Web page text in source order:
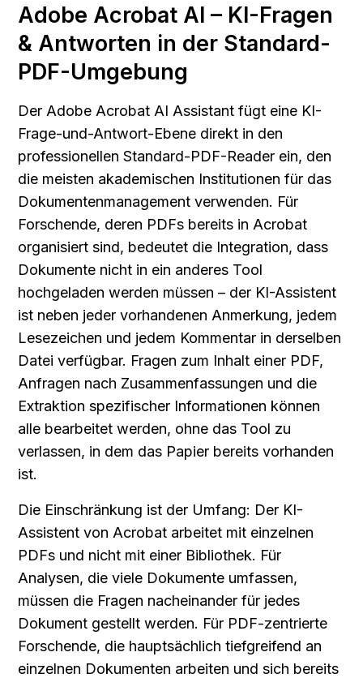
Adobe Acrobat AI – KI-Fragen
& Antworten in der Standard-
PDF-Umgebung
Der Adobe Acrobat AI Assistant fügt eine KI-
Frage-und-Antwort-Ebene direkt in den
professionellen Standard-PDF-Reader ein, den
die meisten akademischen Institutionen für das
Dokumentenmanagement verwenden. Für
Forschende, deren PDFs bereits in Acrobat
organisiert sind, bedeutet die Integration, dass
Dokumente nicht in ein anderes Tool
hochgeladen werden müssen – der KI-Assistent
ist neben jeder vorhandenen Anmerkung, jedem
Lesezeichen und jedem Kommentar in derselben
Datei verfügbar. Fragen zum Inhalt einer PDF,
Anfragen nach Zusammenfassungen und die
Extraktion spezifischer Informationen können
alle bearbeitet werden, ohne das Tool zu
verlassen, in dem das Papier bereits vorhanden
ist.
Die Einschränkung ist der Umfang: Der KI-
Assistent von Acrobat arbeitet mit einzelnen
PDFs und nicht mit einer Bibliothek. Für
Analysen, die viele Dokumente umfassen,
müssen die Fragen nacheinander für jedes
Dokument gestellt werden. Für PDF-zentrierte
Forschende, die hauptsächlich tiefgreifend an
einzelnen Dokumenten arbeiten und sich bereits